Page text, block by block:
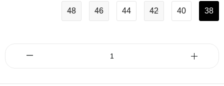
38
40
42
44
46
48